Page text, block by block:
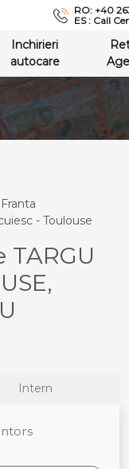
RO: +40
ES : Call
Inchirieri
autocare
- Toulouse
Intern